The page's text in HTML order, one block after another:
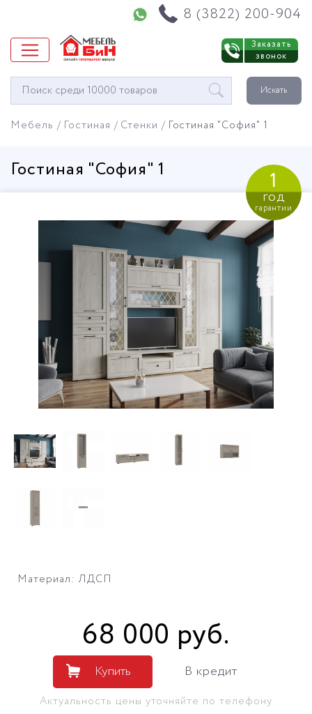
8 (3822) 200-904
Заказать
звонок
Окно
поиска
Искать
Мебель Гостиная Стенки Гостиная "София" 1
Гостиная "София" 1 1
год
гарантии
Материал: ЛДСП
68 000 руб.
Купить В кредит
Актуальность цены уточняйте по телефону